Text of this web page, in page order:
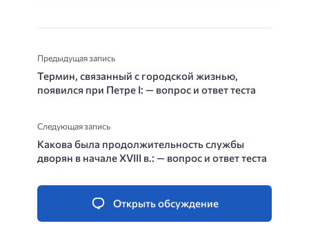
Предыдущая запись
Термин, связанный с городской жизнью,
появился при Петре I: — вопрос и ответ теста
Следующая запись
Какова была продолжительность службы
дворян в начале XVIII в.: — вопрос и ответ теста
Открыть обсуждение